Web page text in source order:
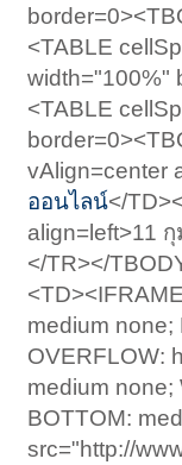
<TABLE
width="100%"
<TABLE
vAlign=center
ออนไลน์</
align=left>11
</TR></
medium none;
OVERFLOW:
medium none;
BOTTOM:
src="http://